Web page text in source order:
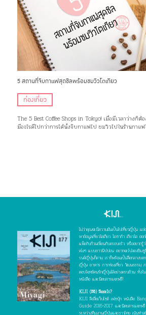
5 สถานที่จิบกาแฟสุดชิลพร้อมชมวิวโตเกียว
ท่องเที่ยว
The 5 Best Coffee Shops in Tokyo! เมื่อมีเวลาว่างก็
มีอะไรดีไปกว่าการได้นั่งจิบกาแฟไป ชมวิวไปในร้านกาแฟ
ไม่ว่าคุณจะมีความฝันเป็นไปเที่ยวญี่ปุ่น แช่
หาข้อมูลเที่ยวโตเกียว โอซาก้า เกียวโต ฮอ
แพ็คกับก๊วนเพื่อนกับครอบครัว หรืออยาก
เจ๋งๆ แบบชาวนิปปอน อยากจะไปลองชิ
รนด์ญี่ปุ่นก็ตาม เราก็พร้อมเป็นสื่อกลางบอก
ญี่ปุ่น อาหาร การท่องเที่ยว วัฒนธรรม ภ
ตอบโจทย์คนรักญี่ปุ่นได้อย่างครบถ้วน ทั้งใ
หนังสือ และนิตยสารแจกฟรี!
KIJI (คิจิ) คืออะไร?
KIJI คือสื่อเว็บไซต์ เฟซบุ๊ก หนังสือ
Guide 2016-2017 และนิตยสารแจ
ระหว่างทีมงานญี่ปุ่นและชาวไทย เน้นทำ